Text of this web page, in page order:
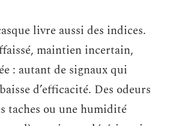
livre aussi des indices.
maintien incertain,
: autant de signaux qui
d’efficacité. Des odeurs
taches ou une humidité